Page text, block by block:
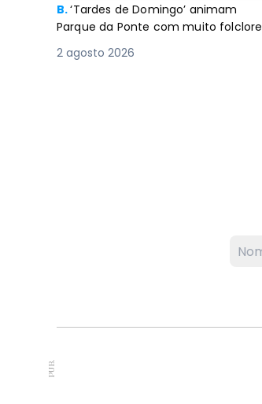
B.‘Tardes de Domingo’ animam
Parque da Ponte com muito folclore
2 agosto 2026
PUB.